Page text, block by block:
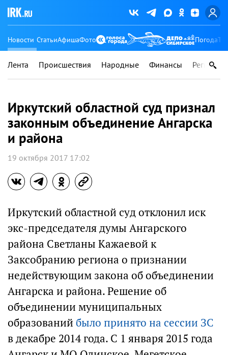
Новости СтатьиАфишаФото Погода
Лента Происшествия Народные Финансы Регионы
Иркутский областной суд признал
законным объединение Ангарска
и района
19 октября 2017 17:02
Иркутский областной суд отклонил иск
экс-председателя думы Ангарского
района Светланы Кажаевой к
Заксобранию региона о признании
недействующим закона об объединении
Ангарска и района. Решение об
объединении муниципальных
образований было принято на сессии ЗС
в декабре 2014 года. С 1 января 2015 года